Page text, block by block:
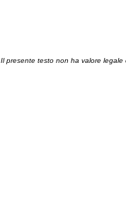
Il presente testo non ha valore